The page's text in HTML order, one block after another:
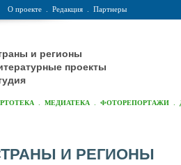
О проекте Редакция Партнеры
и регионы
проекты
МЕДИАТЕКА ФОТОРЕПОРТАЖИ
И РЕГИОНЫ